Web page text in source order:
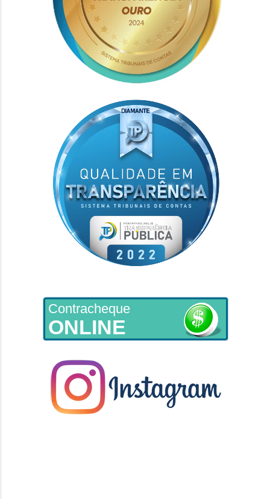
Contracheque
ONLINE